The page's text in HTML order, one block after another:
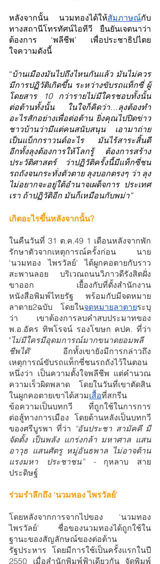
หลังจากนั้น นวมทองได้ให้สัมภาษณ์กับ
ทางสถานีโทรทัศน์ไอทีวี ยืนยันเจตนาว่า
ต้องการ ‘พลีชีพ’ เพื่อประชาธิปไตย
ใจความดังนี้
“บ้านเมืองมันไปถึงไหนกันแล้ว มันไม่ควร
มีการปฏิวัติเกิดขึ้น ระหว่างขับรถแท็กซี่ ผู้
โดยสาร 10 กว่ารายไม่มีใครชอบทั้งนั้น
ต่อต้านทั้งนั้น ในใจก็คิดว่า…ลุงต้องทำ
อะไรสักอย่างเพื่อต่อต้าน ยิ่งคุณไปปิดข่าว
ชาวบ้านว่ามีแต่คนสนับสนุน เอามาถ่าย
เป็นแบ็กกราวนด์อะไร มันไร้สาระสิ้นดี
อีกทั้งลุงต้องการให้โลกรู้ ต้องการสร้าง
ประวัติศาสตร์ ว่าปฏิวัติครั้งนี้มีแท็กซี่ชน
รถถังจนกระทั่งตัวตาย ลุงบอกตรงๆ ว่า ลุง
ไม่อยากจะอยู่ใต้อำนาจเผด็จการ ประเทศ
เรา ถ้าปฏิวัติอีก มันก็เหมือนกับพม่า”
เกิดอะไรขึ้นหลังจากนั้น?
ในคืนวันที่ 31 ต.ค.49 1 เดือนหลังจากพัก
รักษาตัวจากเหตุการณ์ครั้งก่อน นาย
‘นวมทอง ไพรวัลย์’ ได้ผูกคอตายกับราว
สะพานลอย บริเวณถนนวิภาวดีรังสิตฝั่ง
ขาออก เยื้องกับที่ตั้งสำนักงาน
หนังสือพิมพ์ไทยรัฐ พร้อมกับมีจดหมาย
ลาตาย2ฉบับ โดยในจดหมายลาตายระบุ
ว่า เขาต้องการลบคำสบประมาทของ
พ.อ.อัคร ทิพโรจน์ รองโฆษก คปค. ที่ว่า
"ไม่มีใครมีอุดมการณ์มากขนาดยอมพลี
ชีพได้" อีกทั้งเขายังมีการกล่าวถึง
เหตุการณ์ขับรถแท็กซี่ชนรถถังไว้ในตอน
หนึ่งว่า เป็นความตั้งใจพลีชีพ แต่คำนวณ
ความเร็วผิดพลาด โดยในวันที่เขาตัดสิน
ในผูกคอตายเขาได้สวมเสื้อที่สกรีน
ข้อความเป็นบทกวี ที่ถูกใช้ในการการ
ต่อสู้ทางการเมือง โดยด้านหลังเป็นบทกวี
ของศรีบูรพา ที่ว่า “อันประชา สามัคคี มี
จัดตั้ง เป็นพลัง แกร่งกล้า มหาศาล แสน
อาวุธ แสนศัตรู หมู่อันธพาล ไม่อาจต้าน
แรงมหา ประชาชน” - กุหลาบ สาย
ประดิษฐ์
ร่วมรำลึกถึง ‘นวมทอง ไพรวัลย์’
โดยหลังจากการจากไปของ ‘นวมทอง
ไพรวัลย์’ ชื่อของนวมทองได้ถูกใช้ใน
ฐานะของสัญลักษณ์ของต่อต้าน
รัฐประหาร โดยมีการใช้เป็นครั้งแรกในปี
2550 เมื่อสำนักพิมพ์ฟ้าเดียวกัน จัดพิมพ์